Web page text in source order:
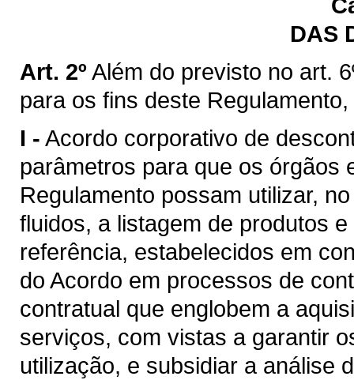
DAS
Art. 2º Além do previsto no art.
para os fins deste
I - Acordo corporativo de
parâmetros para que os órgãos
Regulamento possam utilizar,
fluidos, a listagem de produtos
referência, estabelecidos em
do Acordo em processos de
contratual que englobem a
serviços, com vistas a garantir
utilização, e subsidiar a análise